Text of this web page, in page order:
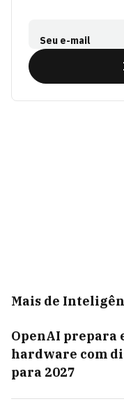
Seu e-mail
Mais de
OpenAI prepara
hardware com
para 2027